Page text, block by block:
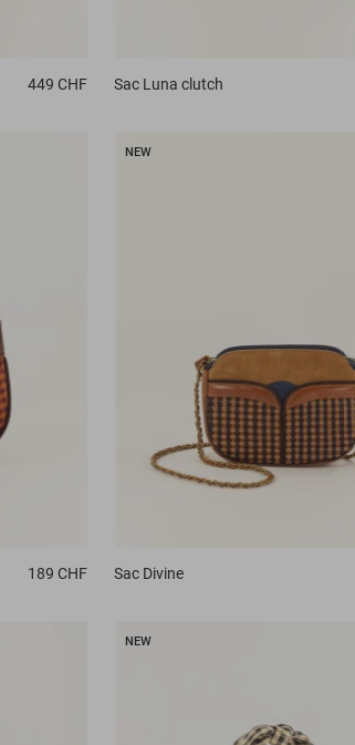
449 CHF Sac Luna clutch
189 CHF
NEW
Sac Divine
NEW